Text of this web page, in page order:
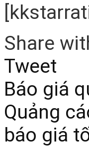
Share
Tweet
Báo giá
Quảng
báo giá